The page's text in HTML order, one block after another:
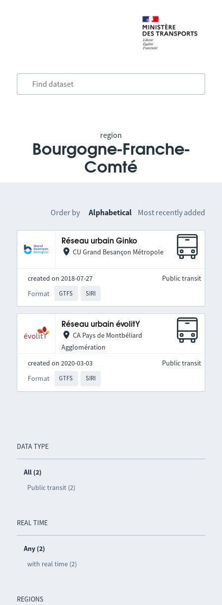
region
Bourgogne-Franche-
Comté
DATA TYPE
All (2)
Public transit (2)
REAL TIME
Any (2)
with real time (2)
REGIONS
Order by Alphabetical Most recently added
Réseau urbain Ginko
CU Grand Besançon Métropole
created on 2018-07-27
Format
GTFS SIRI
Public transit
Réseau urbain évolitY
CA Pays de Montbéliard
Agglomération
created on 2020-03-03
Format
GTFS SIRI
Public transit